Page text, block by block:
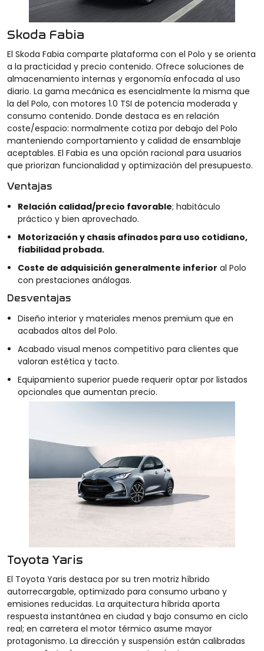
Skoda Fabia
El Skoda Fabia comparte plataforma con el Polo y se orienta
a la practicidad y precio contenido. Ofrece soluciones de
almacenamiento internas y ergonomía enfocada al uso
diario. La gama mecánica es esencialmente la misma que
la del Polo, con motores 1.0 TSI de potencia moderada y
consumo contenido. Donde destaca es en relación
coste/espacio: normalmente cotiza por debajo del Polo
manteniendo comportamiento y calidad de ensamblaje
aceptables. El Fabia es una opción racional para usuarios
que priorizan funcionalidad y optimización del presupuesto.
Ventajas
Relación calidad/precio favorable; habitáculo
práctico y bien aprovechado.
Motorización y chasis afinados para uso cotidiano,
fiabilidad probada.
Coste de adquisición generalmente inferior al Polo
con prestaciones análogas.
Desventajas
Diseño interior y materiales menos premium que en
acabados altos del Polo.
Acabado visual menos competitivo para clientes que
valoran estética y tacto.
Equipamiento superior puede requerir optar por listados
opcionales que aumentan precio.
Toyota Yaris
El Toyota Yaris destaca por su tren motriz híbrido
autorrecargable, optimizado para consumo urbano y
emisiones reducidas. La arquitectura híbrida aporta
respuesta instantánea en ciudad y bajo consumo en ciclo
real; en carretera el motor térmico asume mayor
protagonismo. La dirección y suspensión están calibradas